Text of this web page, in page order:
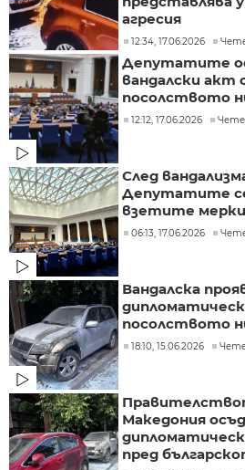
агресия
12:34, 17.06.2026
Депутатите
вандалски акт
посолството
12:12, 17.06.2026 Чете
След
Депутатите
взетите мерки
06:13, 17.06.2026
Вандалска
посолството
18:10, 15.06.2026 Чете
Македония
пред